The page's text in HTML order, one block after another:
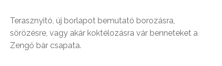
Terasznyitó, új borlapot bemutató borozásra,
sörözésre, vagy akár koktélozásra vár benneteket a
Zengő bár csapata.